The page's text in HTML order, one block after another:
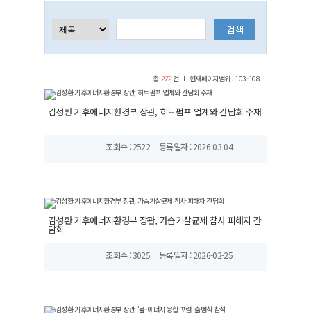
총272건 현재페이지범위 : 103-108
김성환 기후에너지환경부 장관, 히트펌프 업계와 간담회 주재
조회수 : 2522 등록일자 : 2026-03-04
김성환 기후에너지환경부 장관, 가습기살균제 참사 피해자 간
담회
조회수 : 3025 등록일자 : 2026-02-25